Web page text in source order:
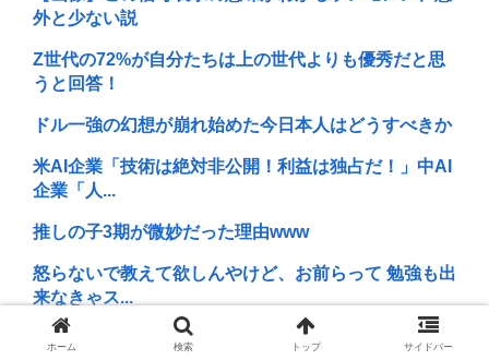
外と少ない説
Z世代の72%が自分たちは上の世代よりも優秀だと思
うと回答！
ドル一強の幻想が崩れ始めた今日本人はどうすべきか
米AI企業「技術は絶対非公開！利益は独占だ！」中AI
企業「人...
推しの子3期が微妙だった理由www
怒らないで教えて欲しんやけど、お前らって 勉強も出
来なきゃス...
ケンモメンはパンティーとかソックスはどのタイミン
ホーム 検索 トップ サイドバー